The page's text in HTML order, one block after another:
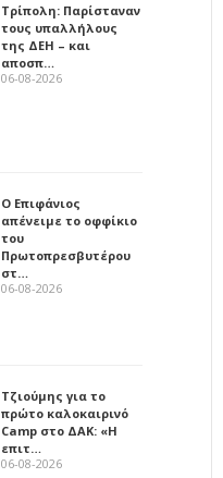
Τρίπολη: Παρίσταναν
τους υπαλλήλους
της ΔΕΗ – και
αποσπ…
06-08-2026
Ο Επιφάνιος
απένειμε το οφφίκιο
του
Πρωτοπρεσβυτέρου
στ…
06-08-2026
Τζιούμης για το
πρώτο καλοκαιρινό
Camp στο ΔΑΚ: «Η
επιτ…
06-08-2026